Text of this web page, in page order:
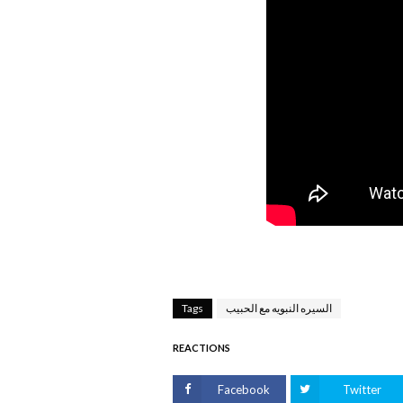
Tags السيره النبويه مع الحبيب
REACTIONS
Facebook Twitter